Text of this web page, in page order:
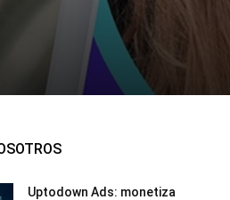
Uptodown Ads: monetiza